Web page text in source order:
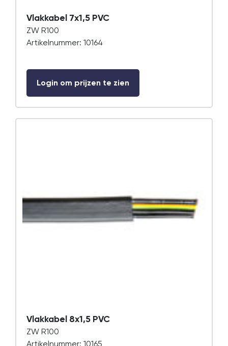
Vlakkabel 7x1,5 PVC
ZW R100
Artikelnummer: 10164
Login om prijzen te zien
Vlakkabel 8x1,5 PVC
ZW R100
Artikelnummer: 10165